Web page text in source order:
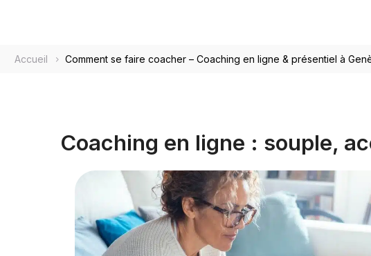
Accueil Comment se faire coacher – Coaching en ligne & présentiel à
Coaching en ligne : souple,